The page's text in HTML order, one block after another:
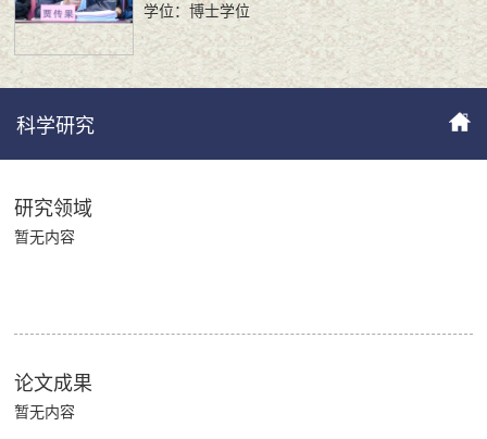
学位：博士学位
科学研究
研究领域
暂无内容
论文成果
暂无内容